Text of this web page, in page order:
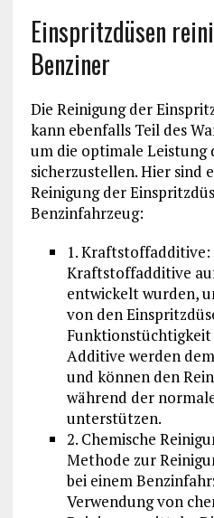
Einspritzdüsen
Benziner
Die Reinigung der
kann ebenfalls Teil des
um die optimale Leistung
sicherzustellen. Hier sind
Reinigung der
Benzinfahrzeug:
1. Kraftstoffadditive:
Kraftstoffadditive
entwickelt wurden,
von den
Funktionstüchtigkeit
Additive werden
und können den
während der
unterstützen.
2. Chemische
Methode zur
bei einem
Verwendung von